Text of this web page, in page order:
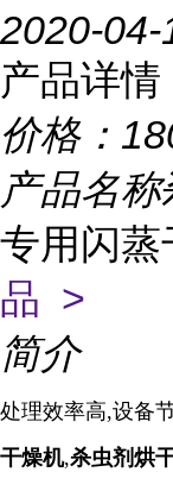
2020-04-
产品详情
价格：
产品名称
专用闪蒸
品 >
简介
处理效率高,设备
干燥机,杀虫剂烘